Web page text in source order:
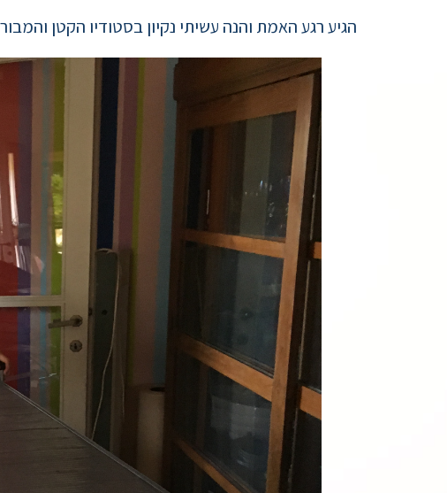
הגיע רגע האמת והנה עשיתי נקיון בסטודיו הקטן